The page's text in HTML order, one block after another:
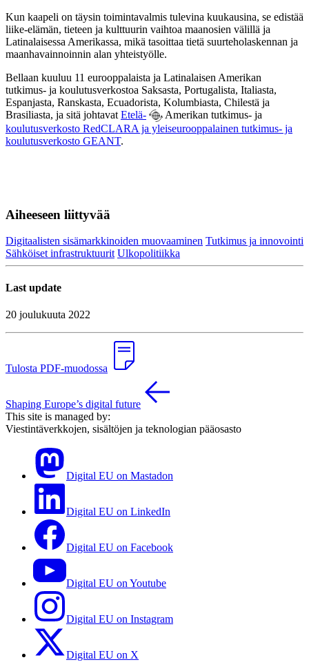
Kun kaapeli on täysin toimintavalmis tulevina kuukausina, se edistää
liike-elämän, tieteen ja kulttuurin vaihtoa maanosien välillä ja
Latinalaisessa Amerikassa, mikä tasoittaa tietä suurteholaskennan ja
maanhavainnoinnin alan yhteistyölle.
Bellaan kuuluu 11 eurooppalaista ja Latinalaisen Amerikan
tutkimus- ja koulutusverkostoa Saksasta, Portugalista, Italiasta,
Espanjasta, Ranskasta, Ecuadorista, Kolumbiasta, Chilestä ja
Brasiliasta, ja sitä johtavat Etelä-
Amerikan tutkimus- ja
koulutusverkosto RedCLARA ja yleiseurooppalainen tutkimus- ja
koulutusverkosto GEANT.
Aiheeseen liittyvää
Digitaalisten sisämarkkinoiden muovaaminen Tutkimus ja innovointi
Sähköiset infrastruktuurit Ulkopolitiikka
Last update
20 joulukuuta 2022
Tulosta PDF-muodossa
Shaping Europe’s digital future
This site is managed by:
Viestintäverkkojen, sisältöjen ja teknologian pääosasto
Digital EU on Mastadon
Digital EU on LinkedIn
Digital EU on Facebook
Digital EU on Youtube
Digital EU on Instagram
Digital EU on X